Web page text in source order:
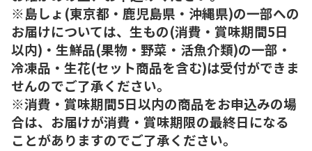
※島しょ(東京都・鹿児島県・沖縄県)の一部への
お届けについては、生もの(消費・賞味期間5日
以内)・生鮮品(果物・野菜・活魚介類)の一部・
冷凍品・生花(セット商品を含む)は受付ができま
せんのでご了承ください。
※消費・賞味期間5日以内の商品をお申込みの場
合は、お届けが消費・賞味期限の最終日になる
ことがありますのでご了承ください。